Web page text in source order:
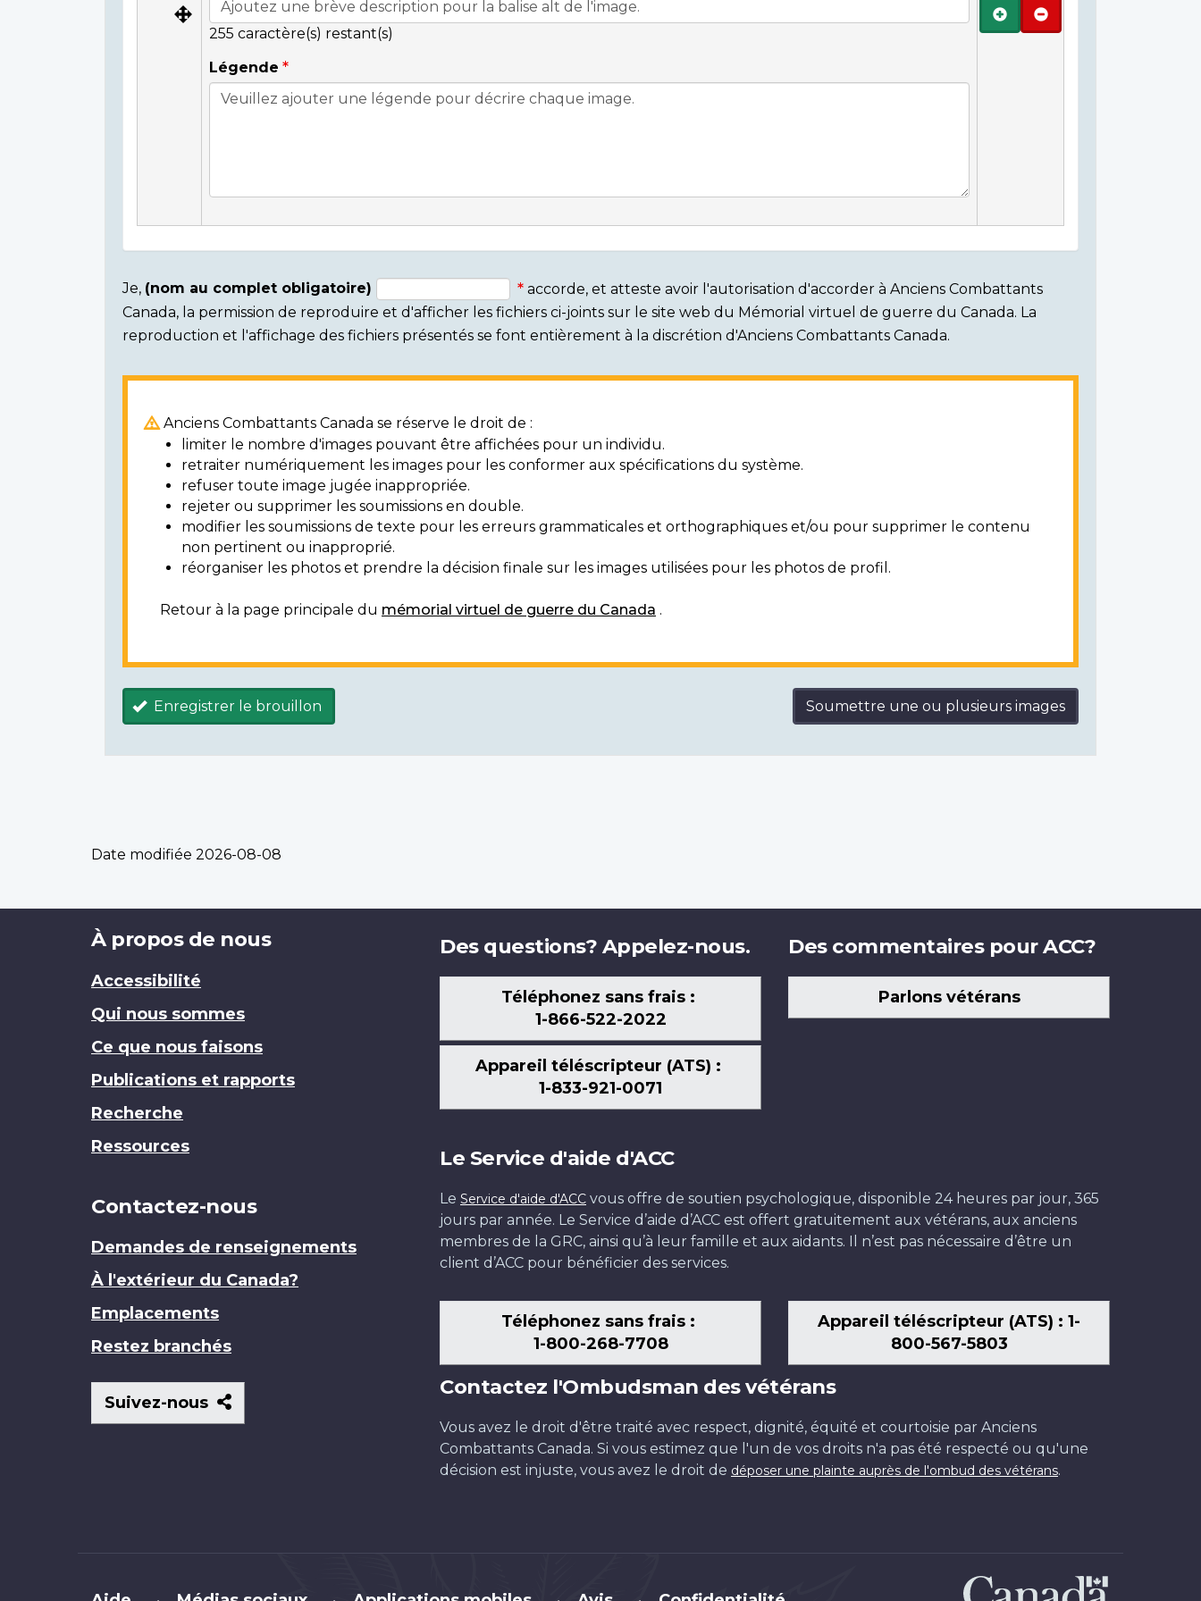
255 caractère(s) restant(s)
Légende
AjouterRetirer
Consent
section
Je, (nom au complet obligatoire)
accorde, et atteste avoir l'autorisation d'accorder à Anciens Combattants
Canada, la permission de reproduire et d'afficher les fichiers ci-joints sur le site web du Mémorial virtuel de guerre du Canada. La
reproduction et l'affichage des fichiers présentés se font entièrement à la discrétion d'Anciens Combattants Canada.
Anciens Combattants Canada se réserve le droit de :
limiter le nombre d'images pouvant être affichées pour un individu.
retraiter numériquement les images pour les conformer aux spécifications du système.
refuser toute image jugée inappropriée.
rejeter ou supprimer les soumissions en double.
modifier les soumissions de texte pour les erreurs grammaticales et orthographiques et/ou pour supprimer le contenu
non pertinent ou inapproprié.
réorganiser les photos et prendre la décision finale sur les images utilisées pour les photos de profil.
Retour à la page principale du mémorial virtuel de guerre du Canada .
Enregistrer le brouillon Soumettre une ou plusieurs images
Date modifiée 2026-08-08
Brand
À propos de nous
Accessibilité
Qui nous sommes
Ce que nous faisons
Publications et rapports
Recherche
Ressources
Contactez-nous
Demandes de renseignements
À l'extérieur du Canada?
Emplacements
Restez branchés
Suivez-nous
Suivez-
nous
Des questions? Appelez-nous.
Téléphonez sans frais :
1-866-522-2022
Appareil téléscripteur (ATS) :
1-833-921-0071
Des commentaires pour ACC?
Parlons vétérans
Le Service d'aide d'ACC
Le Service d'aide d'ACC vous offre de soutien psychologique, disponible 24 heures par jour, 365
jours par année. Le Service d’aide d’ACC est offert gratuitement aux vétérans, aux anciens
membres de la GRC, ainsi qu’à leur famille et aux aidants. Il n’est pas nécessaire d’être un
client d’ACC pour bénéficier des services.
Téléphonez sans frais :
1-800-268-7708
Appareil téléscripteur (ATS) : 1-
800-567-5803
Contactez l'Ombudsman des vétérans
Vous avez le droit d'être traité avec respect, dignité, équité et courtoisie par Anciens
Combattants Canada. Si vous estimez que l'un de vos droits n'a pas été respecté ou qu'une
décision est injuste, vous avez le droit de déposer une plainte auprès de l'ombud des vétérans.
Brand